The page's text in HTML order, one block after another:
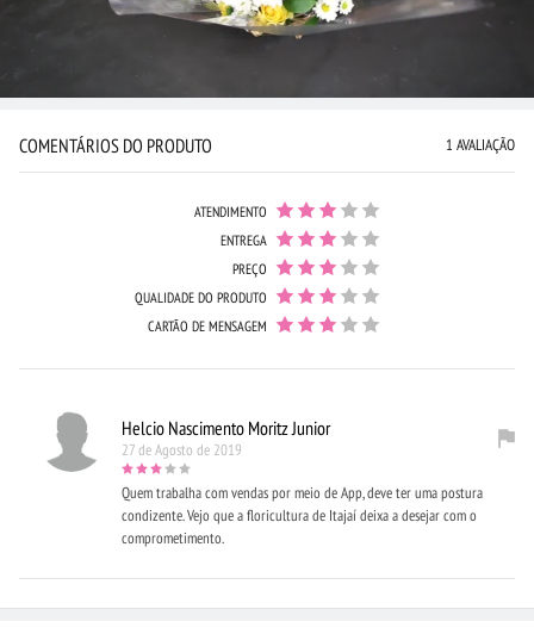
COMENTÁRIOS DO PRODUTO 1 AVALIAÇÃO
ATENDIMENTO
ENTREGA
PREÇO
QUALIDADE DO PRODUTO
CARTÃO DE MENSAGEM
Helcio Nascimento Moritz Junior
27 de Agosto de 2019
Quem trabalha com vendas por meio de App, deve ter uma postura
condizente. Vejo que a floricultura de Itajaí deixa a desejar com o
comprometimento.